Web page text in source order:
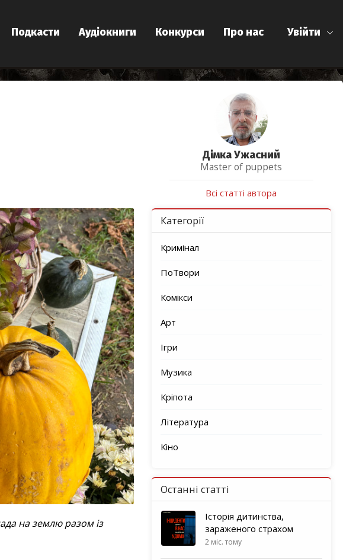
Увійти
Подкасти Аудіокниги Конкурси Про нас
Дімка Ужасний
Master of puppets
Всі статті автора
на землю разом із
Категорії
Кримінал
ПоТвори
Комікси
Арт
Ігри
Музика
Кріпота
Література
Кіно
Останні статті
Історія дитинства,
зараженого страхом
2 міс. тому